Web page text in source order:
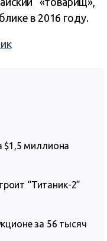
в 2016 году.
$1,5 миллиона
“Титаник-2”
за 56 тысяч